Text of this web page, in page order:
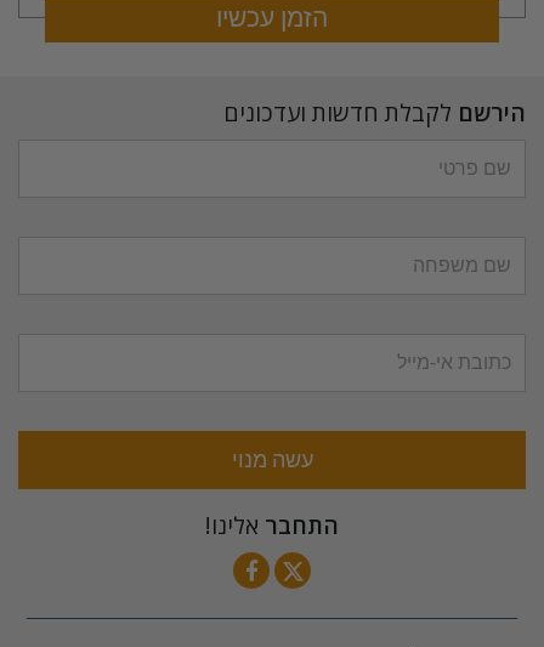
הזמן עכשיו
הירשם לקבלת חדשות ועדכונים
עשה מנוי
התחבר אלינו!